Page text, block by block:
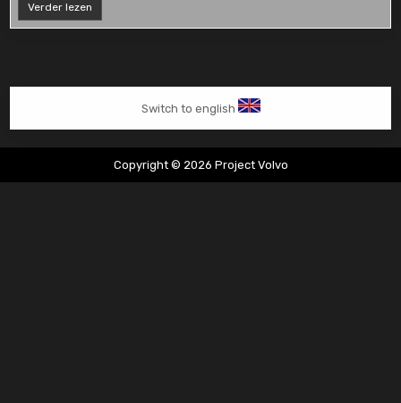
Verder lezen
2014
Switch to english
Copyright © 2026 Project Volvo